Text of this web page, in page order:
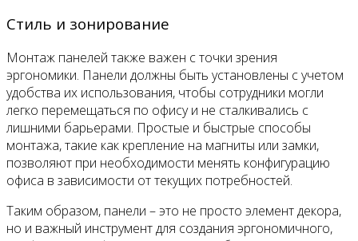
Стиль и зонирование
Монтаж панелей также важен с точки зрения
эргономики. Панели должны быть установлены с учетом
удобства их использования, чтобы сотрудники могли
легко перемещаться по офису и не сталкивались с
лишними барьерами. Простые и быстрые способы
монтажа, такие как крепление на магниты или замки,
позволяют при необходимости менять конфигурацию
офиса в зависимости от текущих потребностей.
Таким образом, панели – это не просто элемент декора,
но и важный инструмент для создания эргономичного,